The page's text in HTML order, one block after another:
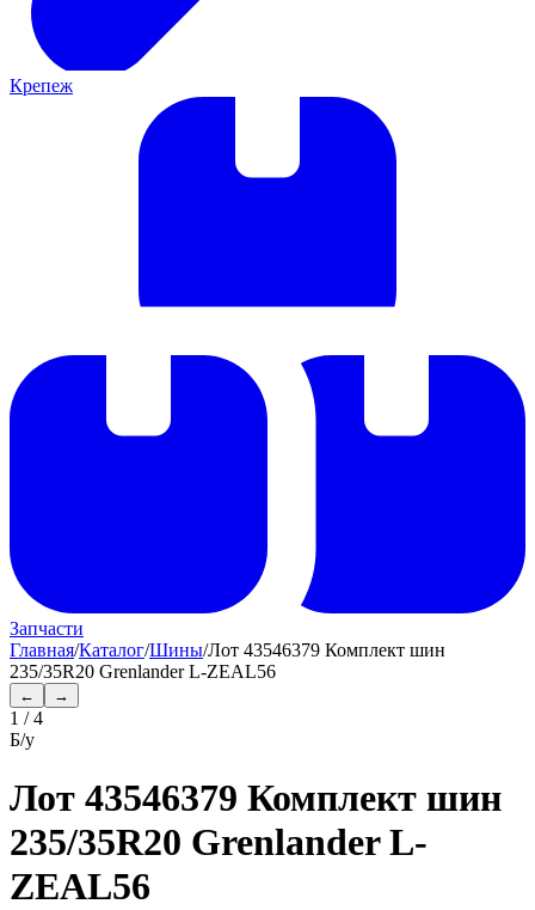
Крепеж
Запчасти
Главная/Каталог/Шины/Лот 43546379 Комплект шин
235/35R20 Grenlander L-ZEAL56
← →
1 /4
Б/у
Лот 43546379 Комплект шин
235/35R20 Grenlander L-
ZEAL56